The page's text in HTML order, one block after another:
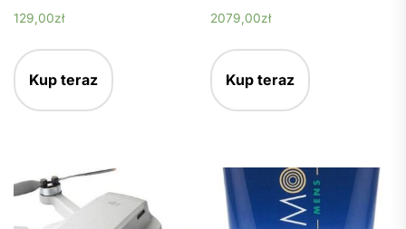
129,00zł
Kup teraz
2079,00zł
Kup teraz